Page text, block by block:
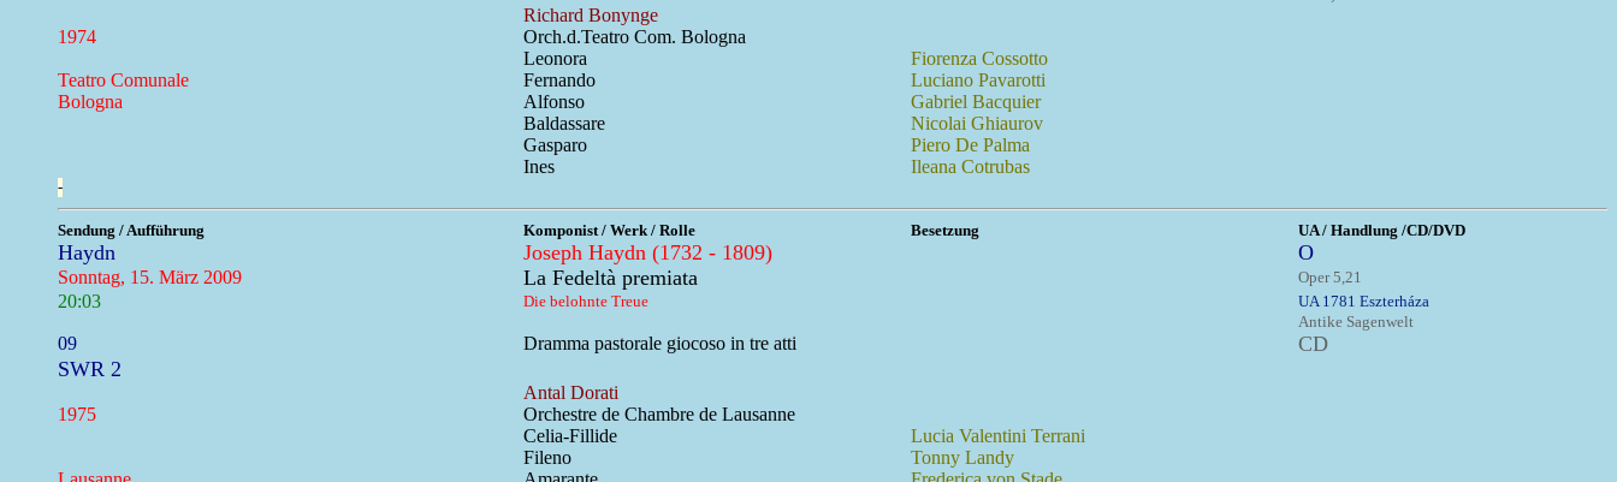
Richard Bonynge
1974
Orch.d.Teatro Com. Bologna
Leonora
Fiorenza Cossotto
Teatro Comunale
Fernando
Luciano Pavarotti
Bologna
Alfonso
Gabriel Bacquier
Baldassare
Nicolai Ghiaurov
Gasparo
Piero De Palma
Ines
Ileana Cotrubas
-
Sendung / Aufführung Komponist / Werk / Rolle Besetzung UA / Handlung /CD/DVD
Haydn Joseph Haydn (1732 - 1809) O
Sonntag, 15. März 2009 La Fedeltà premiata Oper 5,21
20:03 Die belohnte Treue
UA 1781 Eszterháza
Antike Sagenwelt
09 Dramma pastorale giocoso in tre atti
CD
SWR 2
Antal Dorati
1975
Orchestre de Chambre de Lausanne
Celia-Fillide
Lucia Valentini Terrani
Fileno
Tonny Landy